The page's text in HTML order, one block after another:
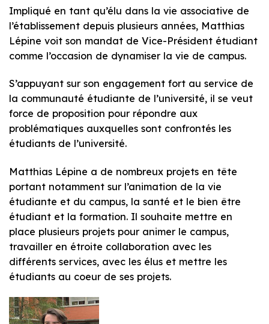
Impliqué en tant qu’élu dans la vie associative de
l’établissement depuis plusieurs années, Matthias
Lépine voit son mandat de Vice-Président étudiant
comme l’occasion de dynamiser la vie de campus.
S’appuyant sur son engagement fort au service de
la communauté étudiante de l’université, il se veut
force de proposition pour répondre aux
problématiques auxquelles sont confrontés les
étudiants de l’université.
Matthias Lépine a de nombreux projets en tête
portant notamment sur l’animation de la vie
étudiante et du campus, la santé et le bien être
étudiant et la formation. Il souhaite mettre en
place plusieurs projets pour animer le campus,
travailler en étroite collaboration avec les
différents services, avec les élus et mettre les
étudiants au coeur de ses projets.